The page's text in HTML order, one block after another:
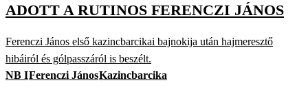
ADOTT A RUTINOS FERENCZI JÁNOS
Ferenczi János első kazincbarcikai bajnokija után hajmeresztő
hibáiról és gólpasszáról is beszélt.
NB IFerenczi JánosKazincbarcika